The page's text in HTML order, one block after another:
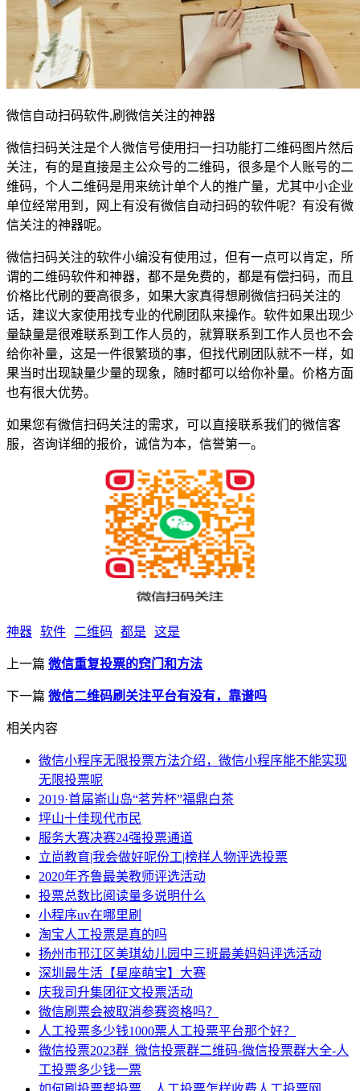
微信自动扫码软件,刷微信关注的神器
微信扫码关注是个人微信号使用扫一扫功能打二维码图片然后
关注，有的是直接是主公众号的二维码，很多是个人账号的二
维码，个人二维码是用来统计单个人的推广量，尤其中小企业
单位经常用到，网上有没有微信自动扫码的软件呢？有没有微
信关注的神器呢。
微信扫码关注的软件小编没有使用过，但有一点可以肯定，所
谓的二维码软件和神器，都不是免费的，都是有偿扫码，而且
价格比代刷的要高很多，如果大家真得想刷微信扫码关注的
话，建议大家使用找专业的代刷团队来操作。软件如果出现少
量缺量是很难联系到工作人员的，就算联系到工作人员也不会
给你补量，这是一件很繁琐的事，但找代刷团队就不一样，如
果当时出现缺量少量的现象，随时都可以给你补量。价格方面
也有很大优势。
如果您有微信扫码关注的需求，可以直接联系我们的微信客
服，咨询详细的报价，诚信为本，信誉第一。
神器 软件 二维码 都是 这是
上一篇 微信重复投票的窍门和方法
下一篇 微信二维码刷关注平台有没有，靠谱吗
相关内容
微信小程序无限投票方法介绍，微信小程序能不能实现
无限投票呢
2019·首届嵛山岛“茗芳杯”福鼎白茶
坪山十佳现代市民
服务大赛决赛24强投票通道
立尚教育|我会做好呢份工|榜样人物评选投票
2020年齐鲁最美教师评选活动
投票总数比阅读量多说明什么
小程序uv在哪里刷
淘宝人工投票是真的吗
扬州市邗江区美琪幼儿园中三班最美妈妈评选活动
深圳最生活【星座萌宝】大赛
庆我司升集团征文投票活动
微信刷票会被取消参赛资格吗？
人工投票多少钱1000票人工投票平台那个好？
微信投票2023群_微信投票群二维码-微信投票群大全-人
工投票多少钱一票